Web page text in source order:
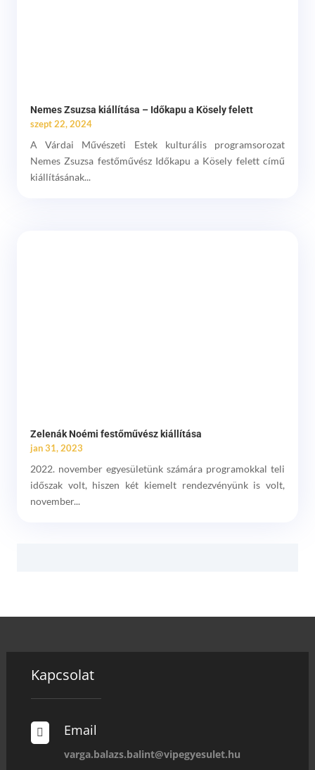
Nemes Zsuzsa kiállítása – Időkapu a Kösely felett
szept 22, 2024
A Várdai Művészeti Estek kulturális programsorozat
Nemes Zsuzsa festőművész Időkapu a Kösely felett című
kiállításának...
Zelenák Noémi festőművész kiállítása
jan 31, 2023
2022. november egyesületünk számára programokkal teli
időszak volt, hiszen két kiemelt rendezvényünk is volt,
november...
Kapcsolat
 Email
varga.balazs.balint@vipegyesulet.hu